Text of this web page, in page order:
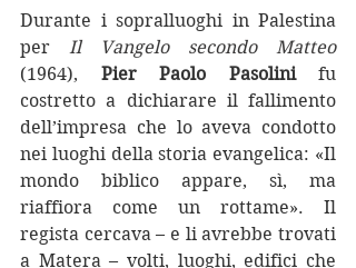
Durante i sopralluoghi in Palestina
per Il Vangelo secondo Matteo
(1964), Pier Paolo Pasolini fu
costretto a dichiarare il fallimento
dell’impresa che lo aveva condotto
nei luoghi della storia evangelica: «Il
mondo biblico appare, sì, ma
riaffiora come un rottame». Il
regista cercava – e li avrebbe trovati
a Matera – volti, luoghi, edifici che